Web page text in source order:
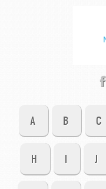
A B C
H I J